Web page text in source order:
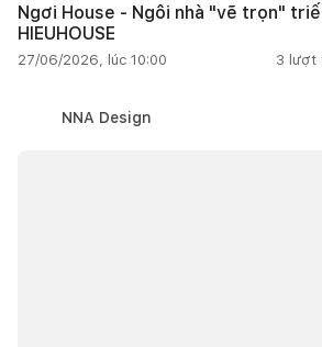
Ngơi House - Ngôi nhà "vẽ trọn"
HIEUHOUSE
27/06/2026, lúc 10:00 3 lượt
NNA Design